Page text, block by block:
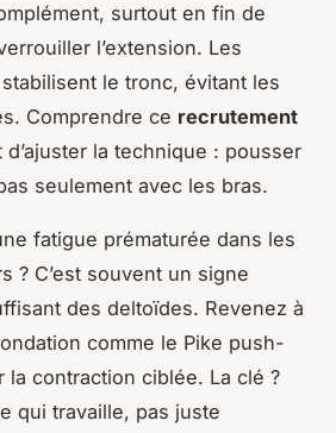
surtout en fin de
l’extension. Les
le tronc, évitant les
Comprendre ce recrutement
d’ajuster la technique : pousser
seulement avec les bras.
fatigue prématurée dans les
? C’est souvent un signe
des deltoïdes. Revenez à
comme le Pike push-
la contraction ciblée. La clé ?
qui travaille, pas juste